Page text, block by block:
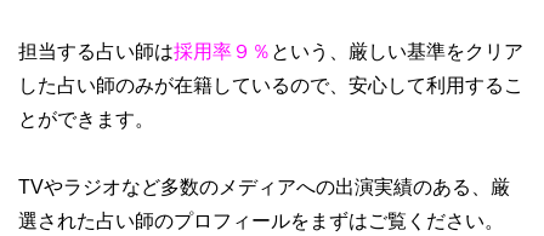
担当する占い師は採用率９％ という、厳しい基準をクリア
した占い師のみが在籍しているので、安心して利用するこ
とができます。
TVやラジオなど多数のメディアへの出演実績のある、厳
選された占い師のプロフィールをまずはご覧ください。